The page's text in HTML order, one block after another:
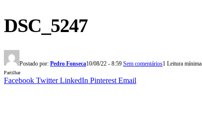
DSC_5247
Postado por: Pedro Fonseca10/08/22 - 8:59 Sem comentários1 Leitura mínima
Partilhar
Facebook Twitter LinkedIn Pinterest Email